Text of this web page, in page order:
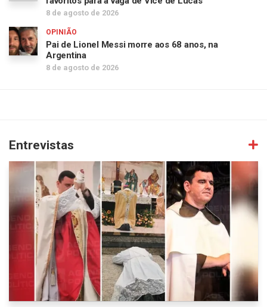
8 de agosto de 2026
OPINIÃO
Pai de Lionel Messi morre aos 68 anos, na
Argentina
8 de agosto de 2026
Entrevistas